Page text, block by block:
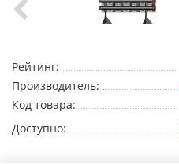
Рейтинг:
Производитель:
Код товара:
Доступно: